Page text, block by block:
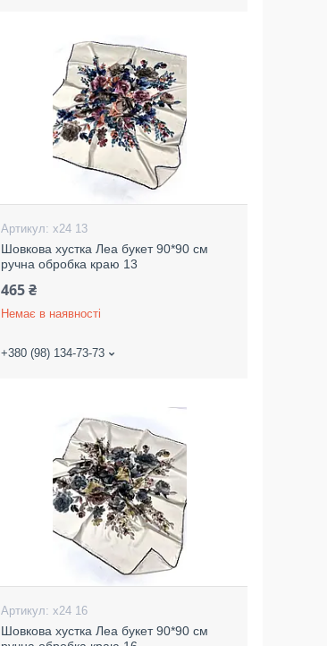
х24 13
Шовкова хустка Леа букет 90*90 см
ручна обробка краю 13
465 ₴
Немає в наявності
+380 (98) 134-73-73
х24 16
Шовкова хустка Леа букет 90*90 см